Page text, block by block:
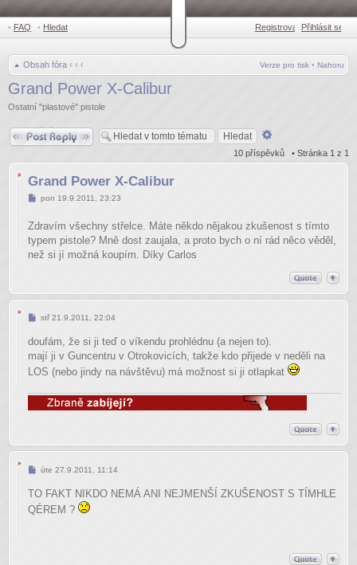
• FAQ • Hledat Registrovat •Přihlásit se
Obsah fóra ‹ ‹ ‹ Nahoru
Verze pro tisk •
Grand Power X-Calibur
Ostatní "plastové" pistole
Odpovědět
10 příspěvků • Stránka 1 z 1
Grand Power X-Calibur
Příspěvek
pon 19.9.2011, 23:23
Zdravím všechny střelce. Máte někdo nějakou zkušenost s tímto
typem pistole? Mně dost zaujala, a proto bych o ní rád něco věděl,
než si jí možná koupím. Díky Carlos
Příspěvek
stř 21.9.2011, 22:04
doufám, že si ji teď o víkendu prohlédnu (a nejen to).
mají ji v Guncentru v Otrokovicích, takže kdo přijede v neděli na
LOS (nebo jindy na návštěvu) má možnost si ji otlapkat
Příspěvek
úte 27.9.2011, 11:14
TO FAKT NIKDO NEMÁ ANI NEJMENŠÍ ZKUŠENOST S TÍMHLE
QÉREM ?